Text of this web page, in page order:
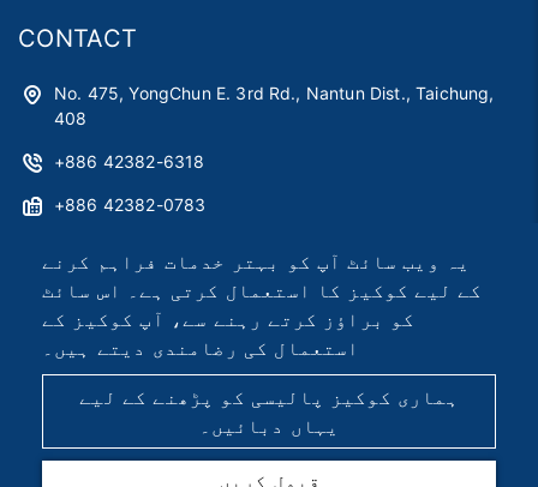
یہ ویب سائٹ آپ کو بہتر خدمات فراہم کرنے
کے لیے کوکیز کا استعمال کرتی ہے۔ اس سائٹ
کو براؤز کرتے رہنے سے، آپ کوکیز کے
استعمال کی رضامندی دیتے ہیں۔
ہماری کوکیز پالیسی کو پڑھنے کے لیے
یہاں دبائیں۔
قبول کریں
CONTACT
No. 475, YongChun E. 3rd Rd., Nantun Dist., Taichung,
408
+886 42382-6318
+886 42382-0783
roger@astag.com
2026 © Asia Smart Tag Co., Ltd. Designed by 首岳資訊
سائٹ کا نقشہ